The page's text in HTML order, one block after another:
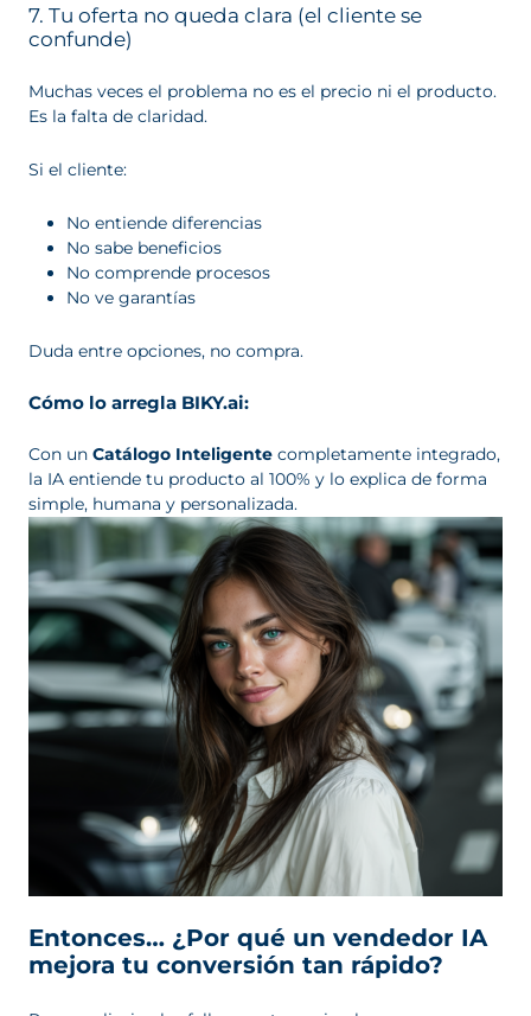
7. Tu oferta no queda clara (el cliente se
confunde)
Muchas veces el problema no es el precio ni el producto.
Es la falta de claridad.
Si el cliente:
No entiende diferencias
No sabe beneficios
No comprende procesos
No ve garantías
Duda entre opciones, no compra.
Cómo lo arregla BIKY.ai:
Con un Catálogo Inteligente completamente integrado,
la IA entiende tu producto al 100% y lo explica de forma
simple, humana y personalizada.
Entonces… ¿Por qué un vendedor IA
mejora tu conversión tan rápido?